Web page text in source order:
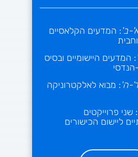
ב': המדעים הקלאסיים
: המדעים היישומיים ובסיס
הנדסי
ה': מבוא לאלקטרוניקה
: שני פרוייקטים
ליישום הכישורים